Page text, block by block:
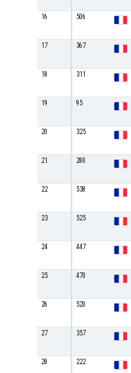
16 506
17 367
18 311
19 95
20 325
21 280
22 538
23 525
24 447
25 470
26 520
27 357
28 222